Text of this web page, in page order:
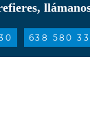
638 580